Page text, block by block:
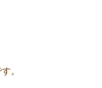
。